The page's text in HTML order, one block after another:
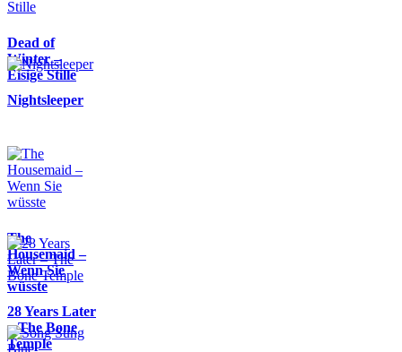
Dead of
Winter –
Eisige Stille
Nightsleeper
The
Housemaid –
Wenn Sie
wüsste
28 Years Later
– The Bone
Temple